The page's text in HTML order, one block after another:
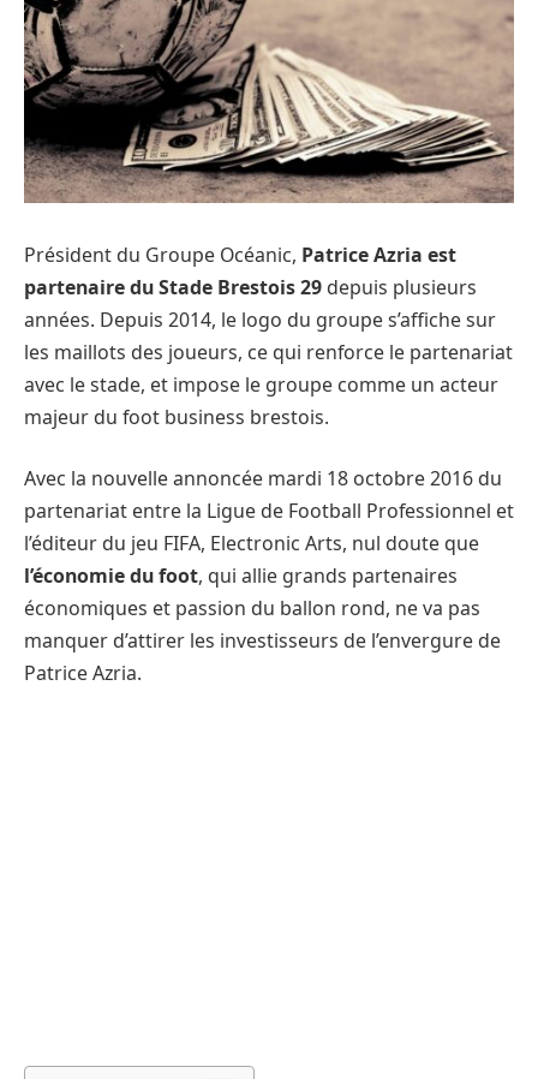
Président du Groupe Océanic, Patrice Azria est
partenaire du Stade Brestois 29 depuis plusieurs
années. Depuis 2014, le logo du groupe s’affiche sur
les maillots des joueurs, ce qui renforce le partenariat
avec le stade, et impose le groupe comme un acteur
majeur du foot business brestois.
Avec la nouvelle annoncée mardi 18 octobre 2016 du
partenariat entre la Ligue de Football Professionnel et
l’éditeur du jeu FIFA, Electronic Arts, nul doute que
l’économie du foot, qui allie grands partenaires
économiques et passion du ballon rond, ne va pas
manquer d’attirer les investisseurs de l’envergure de
Patrice Azria.